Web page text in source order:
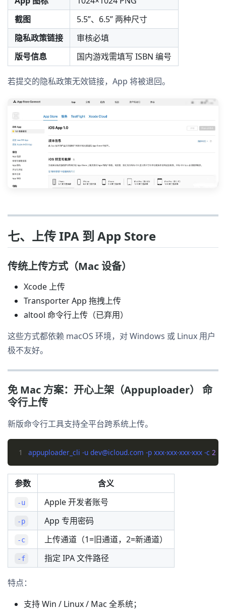
截图
5.5”、6.5” 两种尺寸
隐私政策链接
审核必填
版号信息
国内游戏需填写 ISBN 编号
若提交的隐私政策无效链接，App 将被退回。
七、上传 IPA 到 App Store
传统上传方式（Mac 设备）
Xcode 上传
Transporter App 拖拽上传
altool 命令行上传（已弃用）
这些方式都依赖 macOS 环境，对 Windows 或 Linux 用户
极不友好。
免 Mac 方案：开心上架（Appuploader） 命
令行上传
新版命令行工具支持全平台跨系统上传。
1 appuploader_cli -u dev@icloud.com -p xxx-xxx-xxx-xxx -c 2
参数 含义
-u Apple 开发者账号
-p App 专用密码
-c 上传通道（1=旧通道，2=新通道）
-f 指定 IPA 文件路径
特点：
支持 Win / Linux / Mac 全系统；